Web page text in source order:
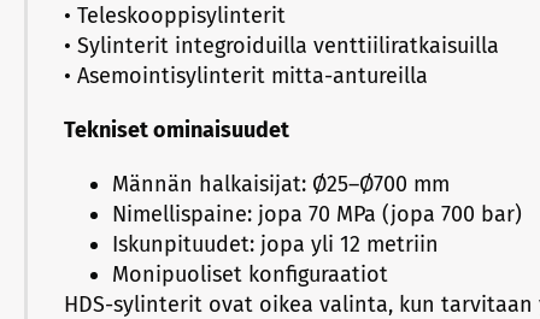
• Teleskooppisylinterit
• Sylinterit integroiduilla venttiiliratkaisuilla
• Asemointisylinterit mitta-antureilla
Tekniset ominaisuudet
Männän halkaisijat: Ø25–Ø700 mm
Nimellispaine: jopa 70 MPa (jopa 700 bar)
Iskunpituudet: jopa yli 12 metriin
Monipuoliset konfiguraatiot
HDS-sylinterit ovat oikea valinta, kun